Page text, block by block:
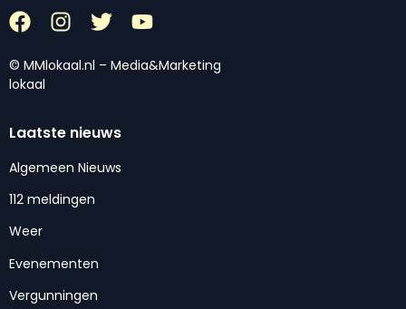
© MMlokaal.nl – Media&Marketing
lokaal
Laatste nieuws
Algemeen Nieuws
112 meldingen
Weer
Evenementen
Vergunningen